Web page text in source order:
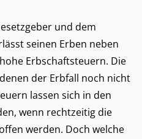
und dem
seinen Erben neben
Erbschaftsteuern. Die
der Erbfall noch nicht
lassen sich in den
wenn rechtzeitig die
werden. Doch welche